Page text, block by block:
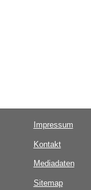
Impressum
Kontakt
Mediadaten
Sitemap